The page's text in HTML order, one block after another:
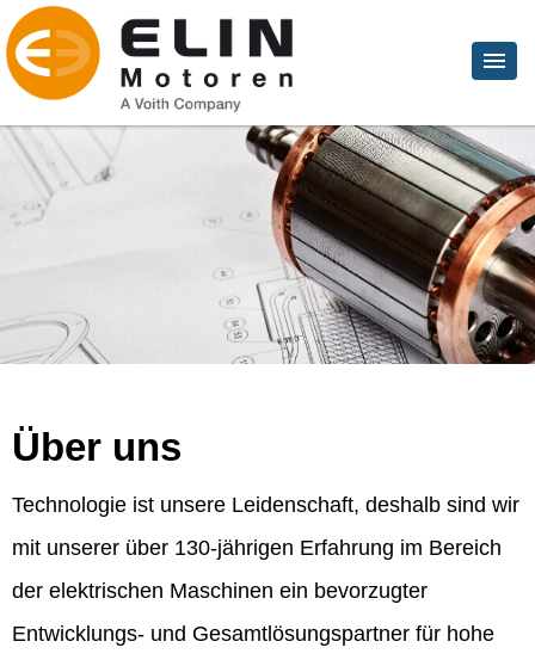
Über uns
Technologie ist unsere Leidenschaft, deshalb sind wir
mit unserer über 130-jährigen Erfahrung im Bereich
der elektrischen Maschinen ein bevorzugter
Entwicklungs- und Gesamtlösungspartner für hohe